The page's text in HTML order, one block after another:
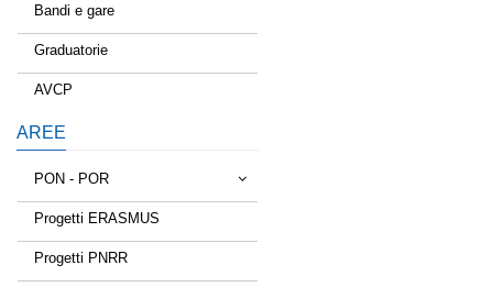
Bandi e gare
Graduatorie
AVCP
AREE
PON - POR
Tessere la rete
Estate a scuola
Progetti ERASMUS
Progetti PNRR